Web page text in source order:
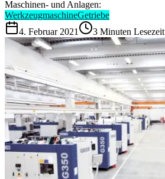
Maschinen- und Anlagen:
WerkzeugmaschineGetriebe
4. Februar 2021
3 Minuten Lesezeit